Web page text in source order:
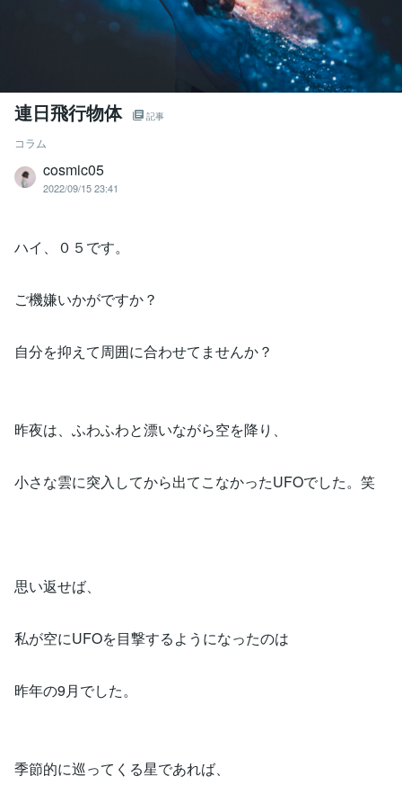
連日飛行物体 記事
コラム
cosmic05
2022/09/15 23:41
ハイ、０５です。
ご機嫌いかがですか？
自分を抑えて周囲に合わせてませんか？
昨夜は、ふわふわと漂いながら空を降り、
小さな雲に突入してから出てこなかったUFOでした。笑
思い返せば、
私が空にUFOを目撃するようになったのは
昨年の9月でした。
季節的に巡ってくる星であれば、